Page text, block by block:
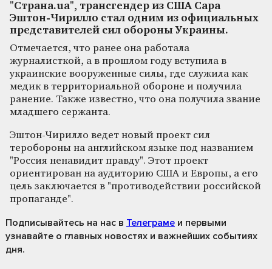
"Страна.ua", трансгендер из США Сара
Эштон-Чирилло стал одним из официальных
представителей сил обороны Украины.
Отмечается, что ранее она работала
журналисткой, а в прошлом году вступила в
украинские вооруженные силы, где служила как
медик в территориальной обороне и получила
ранение. Также известно, что она получила звание
младшего сержанта.
Эштон-Чирилло ведет новый проект сил
теробороны на английском языке под названием
"Россия ненавидит правду". Этот проект
ориентирован на аудиторию США и Европы, а его
цель заключается в "противодействии российской
пропаганде".
Подписывайтесь на нас в Телеграме и первыми
узнавайте о главных новостях и важнейших событиях
дня.